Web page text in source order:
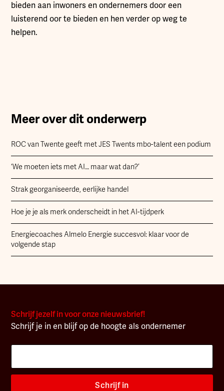
bieden aan inwoners en ondernemers door een
luisterend oor te bieden en hen verder op weg te
helpen.
Meer over dit onderwerp
ROC van Twente geeft met JES Twents mbo-talent een podium
‘We moeten iets met AI… maar wat dan?’
Strak georganiseerde, eerlijke handel
Hoe je je als merk onderscheidt in het AI-tijdperk
Energiecoaches Almelo Energie succesvol: klaar voor de
volgende stap
Schrijf jezelf in voor onze nieuwsbrief!
Schrijf je in en blijf op de hoogte als ondernemer
Schrijf in